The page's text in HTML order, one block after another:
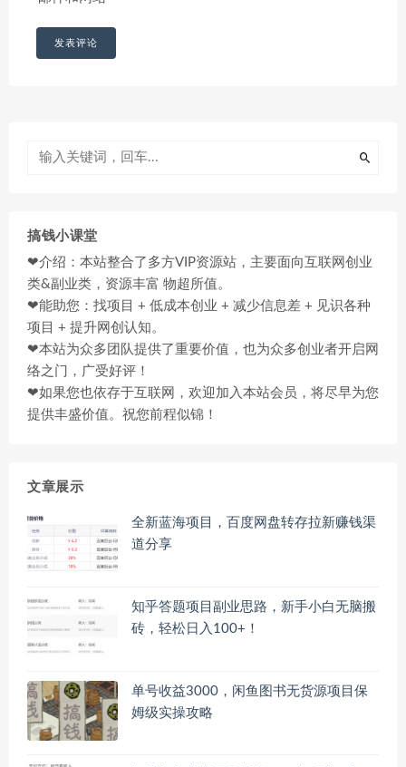
搞钱小课堂
❤介绍：本站整合了多方VIP资源站，主要面向互联网创业
类&副业类，资源丰富 物超所值。
❤能助您：找项目 + 低成本创业 + 减少信息差 + 见识各种
项目 + 提升网创认知。
❤本站为众多团队提供了重要价值，也为众多创业者开启网
络之门，广受好评！
❤如果您也依存于互联网，欢迎加入本站会员，将尽早为您
提供丰盛价值。祝您前程似锦！
文章展示
全新蓝海项目，百度网盘转存拉新赚钱渠
道分享
知乎答题项目副业思路，新手小白无脑搬
砖，轻松日入100+！
单号收益3000，闲鱼图书无货源项目保
姆级实操攻略